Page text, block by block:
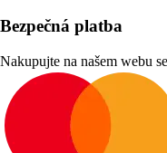
Bezpečná platba
Nakupujte na našem webu